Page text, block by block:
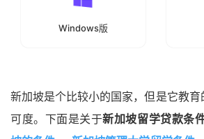
Windows版
新加坡是个比较小的国家，但是它教
可度。下面是关于新加坡留学贷款条